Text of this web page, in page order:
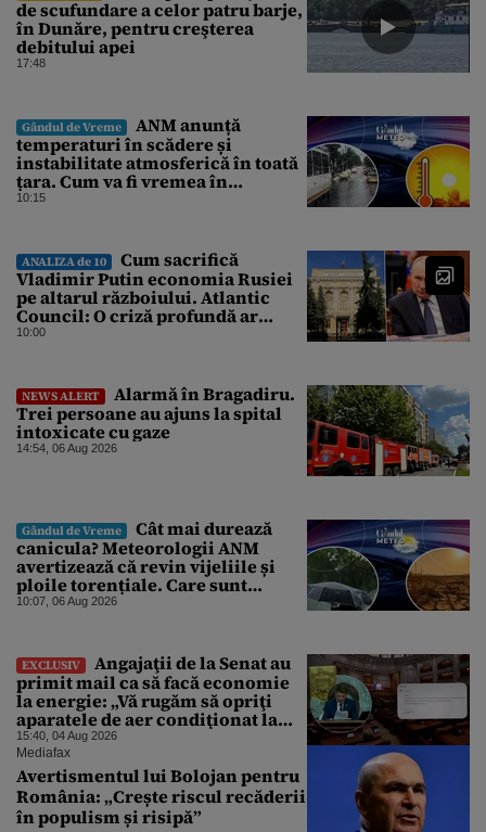
de scufundare a celor patru barje,
în Dunăre, pentru creşterea
debitului apei
17:48
Gândul de Vreme
ANM anunță
temperaturi în scădere și
instabilitate atmosferică în toată
țara. Cum va fi vremea în
București și când vin vijeliile
10:15
ANALIZA de 10
Cum sacrifică
Vladimir Putin economia Rusiei
pe altarul războiului. Atlantic
Council: O criză profundă ar
putea forța Kremlinul să apeleze
10:00
NEWS ALERT
Alarmă în Bragadiru.
Trei persoane au ajuns la spital
intoxicate cu gaze
14:54, 06 Aug 2026
Gândul de Vreme
Cât mai durează
canicula? Meteorologii ANM
avertizează că revin vijeliile și
ploile torențiale. Care sunt
zonele vizate, începând chiar de
10:07, 06 Aug 2026
EXCLUSIV
Angajaţii de la Senat au
primit mail ca să facă economie
la energie: „Vă rugăm să opriţi
aparatele de aer condiţionat la
sfârşitul programului”
15:40, 04 Aug 2026
Mediafax
Avertismentul lui Bolojan pentru
România: „Crește riscul recăderii
în populism și risipă”